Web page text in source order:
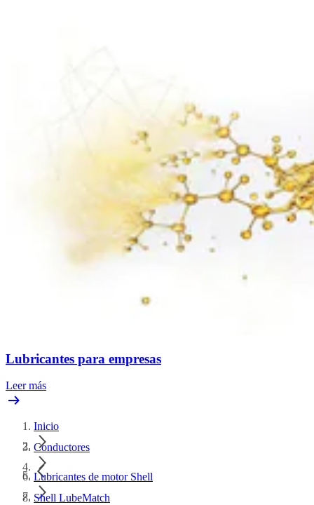
Lubricantes para empresas
Leer más
Inicio
Conductores
Lubricantes de motor Shell
Shell LubeMatch